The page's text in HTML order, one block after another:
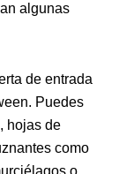
algunas
de entrada
Puedes
hojas de
como
o